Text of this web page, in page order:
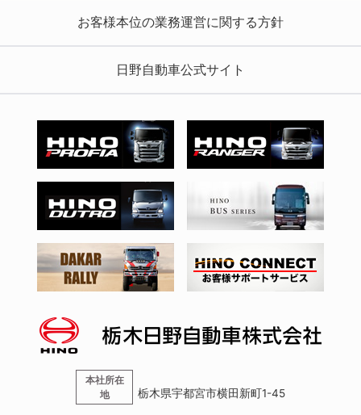
お客様本位の業務運営に関する方針
日野自動車公式サイト
本社所在
地
栃木県宇都宮市横田新町1-45